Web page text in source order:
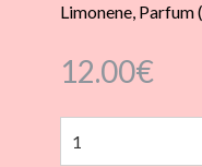
Limonene, Parfum
12.00€